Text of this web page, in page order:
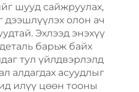
шууд сайжруулах,
дээшлүүлэх олон ач
Эхлээд энэхүү
барьж байх
тул үйлдвэрлэлд
алдагдах асуудлыг
илүү цөөн тооны